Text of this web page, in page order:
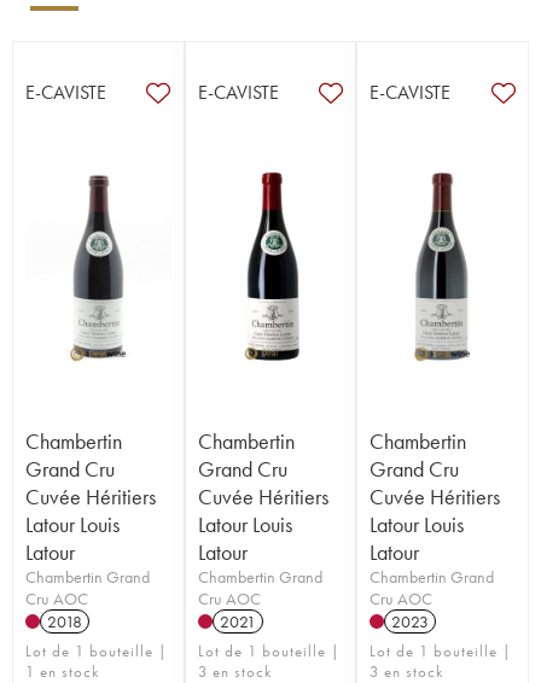
E-CAVISTE
Chambertin
Grand Cru
Cuvée Héritiers
Latour Louis
Latour
Chambertin Grand
Cru AOC
2018
Lot de 1 bouteille |
1 en stock
E-CAVISTE
Chambertin
Grand Cru
Cuvée Héritiers
Latour Louis
Latour
Chambertin Grand
Cru AOC
2021
Lot de 1 bouteille |
3 en stock
E-CAVISTE
Chambertin
Grand Cru
Cuvée Héritiers
Latour Louis
Latour
Chambertin Grand
Cru AOC
2023
Lot de 1 bouteille |
3 en stock